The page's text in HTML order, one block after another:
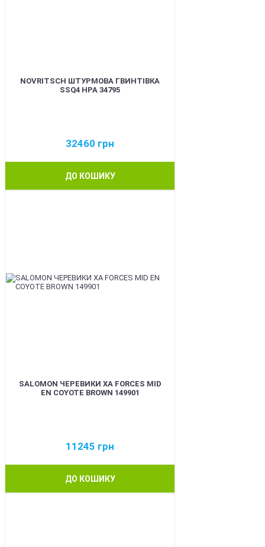
NOVRITSCH ШТУРМОВА ГВИНТІВКА
SSQ4 HPA 34795
32460 грн
ДО КОШИКУ
SALOMON ЧЕРЕВИКИ XA FORCES MID
EN COYOTE BROWN 149901
11245 грн
ДО КОШИКУ